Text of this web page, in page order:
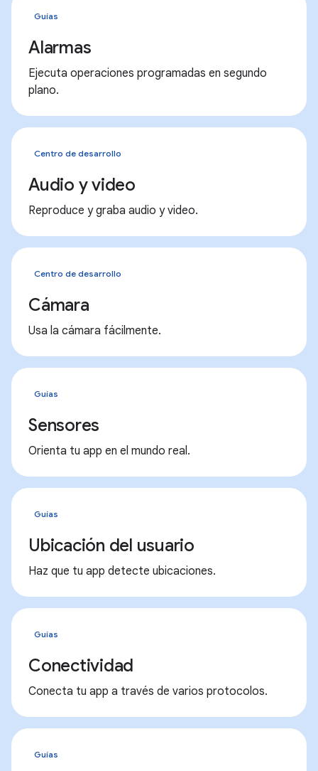
Guías
Alarmas
Ejecuta operaciones programadas en segundo
plano.
Centro de desarrollo
Audio y video
Reproduce y graba audio y video.
Centro de desarrollo
Cámara
Usa la cámara fácilmente.
Guías
Sensores
Orienta tu app en el mundo real.
Guías
Ubicación del usuario
Haz que tu app detecte ubicaciones.
Guías
Conectividad
Conecta tu app a través de varios protocolos.
Guías